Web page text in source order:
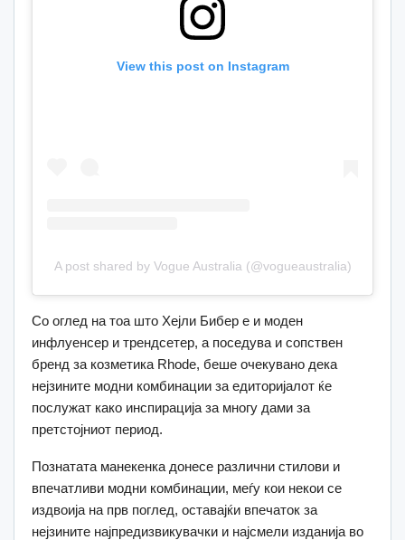
View this post on Instagram
A post shared by Vogue Australia (@vogueaustralia)
Со оглед на тоа што Хејли Бибер е и моден
инфлуенсер и трендсетер, а поседува и сопствен
бренд за козметика Rhode, беше очекувано дека
нејзините модни комбинации за едиторијалот ќе
послужат како инспирација за многу дами за
претстојниот период.
Познатата манекенка донесе различни стилови и
впечатливи модни комбинации, меѓу кои некои се
издвоија на прв поглед, оставајќи впечаток за
нејзините најпредизвикувачки и најсмели изданија во